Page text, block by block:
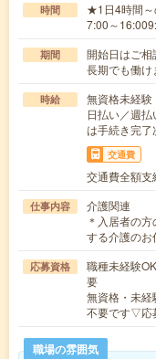
時間
★1日4時間～
7:00～
期間
開始日はご
長期でも働け
時給
無資格未経
日払い／週
は手続き完了
交通費
交通費全額支
仕事内容
介護関連
＊入居者の
する介護の
応募資格
職種未経験
要
無資格・未
不要です▽応
職場の雰囲気